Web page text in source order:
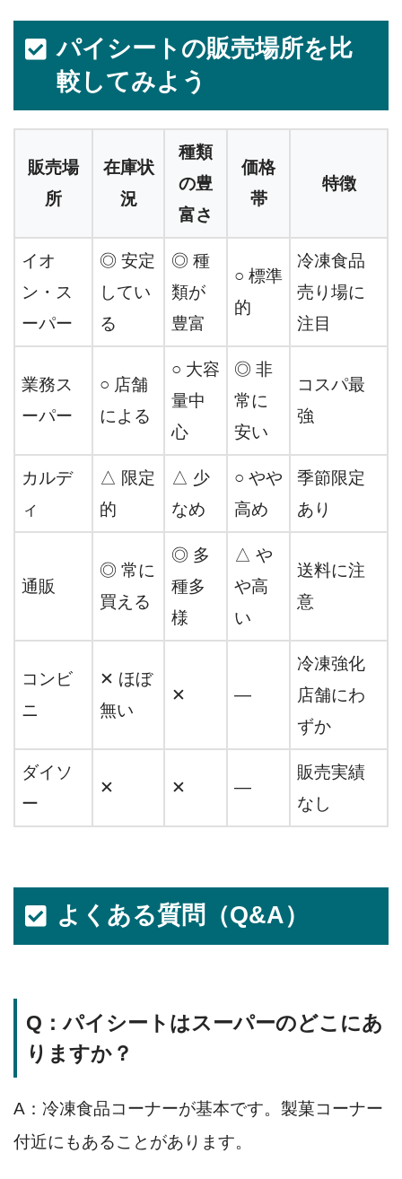
パイシートの販売場所を比
較してみよう
販売場
所
在庫状
況
種類
の豊
富さ
価格
帯
特徴
イオ
ン・ス
ーパー
◎ 安定
してい
る
◎ 種
類が
豊富
○ 標準
的
冷凍食品
売り場に
注目
業務ス
ーパー
○ 店舗
による
○ 大容
量中
心
◎ 非
常に
安い
コスパ最
強
カルデ
ィ
△ 限定
的
△ 少
なめ
○ やや
高め
季節限定
あり
通販
◎ 常に
買える
◎ 多
種多
様
△ や
や高
い
送料に注
意
コンビ
ニ
✕ ほぼ
無い
✕ ―
冷凍強化
店舗にわ
ずか
ダイソ
ー
✕ ✕ ―
販売実績
なし
よくある質問（Q&A）
Q：パイシートはスーパーのどこにあ
りますか？
A：冷凍食品コーナーが基本です。製菓コーナー
付近にもあることがあります。